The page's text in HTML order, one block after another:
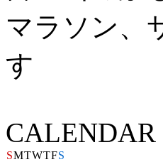
マラソン、
す
CALENDAR
SMTWTFS